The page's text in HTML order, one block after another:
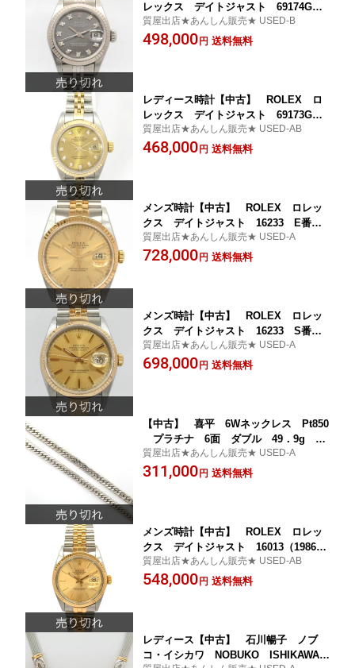
レックス デイトジャスト 69174G（1
994～1995年頃） グレー文字盤 10P
ダイヤ オーバーホール済み 仕上げ済
質屋出店★あんしん販売★ USED-B
498,000 円 送料無料
レディース時計【中古】 ROLEX ロ
レックス デイトジャスト 69173G S
番（1993年頃） シャンパン文字盤 S
S／YG オーバーホール済み 仕上げ済
質屋出店★あんしん販売★ USED-AB
468,000 円 送料無料
メンズ時計【中古】 ROLEX ロレッ
クス デイトジャスト 16233 E番 1
990年～1991年頃 シャンパン文字盤
YG／SS オーバーホール済み 新品仕
質屋出店★あんしん販売★ USED-A
728,000 円 送料無料
メンズ時計【中古】 ROLEX ロレッ
クス デイトジャスト 16233 S番 1
993年頃 シャンパン文字盤 YG／SS
オーバーホール済み 新品仕上げ済み
質屋出店★あんしん販売★ USED-A
698,000 円 送料無料
【中古】 喜平 6Wネックレス Pt850
プラチナ 6面 ダブル 49．9g 51
cm【楽ギフ_包装選択】
質屋出店★あんしん販売★ USED-A
311,000 円 送料無料
メンズ時計【中古】 ROLEX ロレッ
クス デイトジャスト 16013（1986年
頃） オーバーホール済み【楽ギフ_包
装選択】
質屋出店★あんしん販売★ USED-AB
548,000 円 送料無料
レディース【中古】 石川暢子 ノブ
コ・イシカワ NOBUKO ISHIKAWA